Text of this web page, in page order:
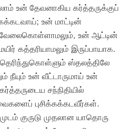
உன் தேவனாகிய கர்த்தருக்குப்
உன் மாட்டின்
உன் ஆட்டின்
கத்தரியாமலும் இருப்பாயாக.
ஸ்தலத்திலே
நீயும் உன் வீட்டாருமாய் உன்
சந்நிதியில்
புசிக்கக்கடவீர்கள்.
குருடு முதலான யாதொரு